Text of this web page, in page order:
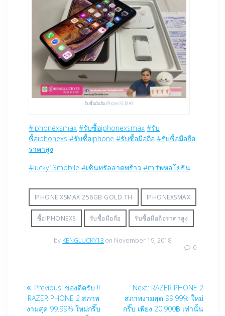
รับซื้อมือถือ iPhone XS MAX
#iphonexsmax #รับซื้อiphonexsmax #รับ
ซื้อiphonexs #รับซื้อiphone #รับซื้อมือถือ #รับซื้อมือถือ
ราคาสูง
#lucky13mobile #เซ็นทรัลลาดพร้าว #mrtพหลโยธิน
IPHONE XSMAX 256GB GOLD TH IPHONEXSMAX
ซื้อIPHONEXS รับซื้อมือถือ รับซื้อมือถือราคาสูง‬‪
by KENGLUCKY13 on November 19, 2018
0
Post
navigation
Previous: Previous
post:
ของดีครับ !!
RAZER PHONE 2 สภาพ
งามสุด 99.99% ใหม่กริ๊บ
Next: Next
post:
RAZER PHONE 2
สภาพงามสุด 99.99% ใหม่
กริ๊บ เพียง 20,900฿ เท่านั้น